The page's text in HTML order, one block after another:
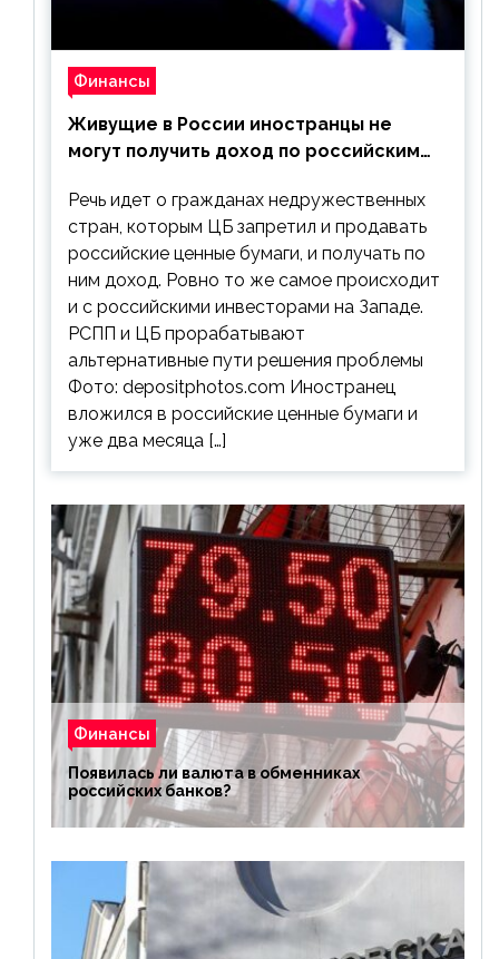
Финансы
Живущие в России иностранцы не
могут получить доход по российским
Речь идет о гражданах недружественных
стран, которым ЦБ запретил и продавать
российские ценные бумаги, и получать по
ним доход. Ровно то же самое происходит
и с российскими инвесторами на Западе.
РСПП и ЦБ прорабатывают
альтернативные пути решения проблемы
Фото: depositphotos.com Иностранец
вложился в российские ценные бумаги и
уже два месяца […]
Финансы
Появилась ли валюта в обменниках
российских банков?